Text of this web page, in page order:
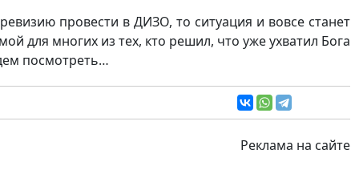
провести в ДИЗО, то ситуация и вовсе станет
для многих из тех, кто решил, что уже ухватил Бога
посмотреть…
Реклама на сайте